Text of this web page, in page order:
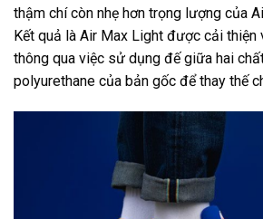
thậm chí còn nhẹ hơn trọng lượng của
Kết quả là Air Max Light được cải
thông qua việc sử dụng đế giữa hai
polyurethane của bản gốc để thay thế